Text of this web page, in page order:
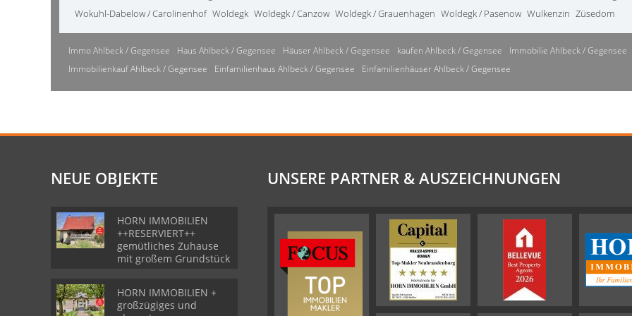
Wokuhl-Dabelow / Carolinenhof Woldegk Woldegk / Canzow Woldegk / Grauenhagen Woldegk / Pasenow Wulkenzin Züsedom
Immo Ahlbeck / Gegensee Haus Ahlbeck / Gegensee Häuser Ahlbeck / Gegensee kaufen Ahlbeck / Gegensee
Immobilie Ahlbeck / Gegensee
Immobilienkauf Ahlbeck / Gegensee
Einfamilienhaus Ahlbeck / Gegensee Einfamilienhäuser Ahlbeck / Gegensee
NEUE OBJEKTE
HORN IMMOBILIEN
++RESERVIERT++
gemütliches Zuhause
mit großem Grundstück
HORN IMMOBILIEN +
großzügiges und
UNSERE PARTNER & AUSZEICHNUNGEN